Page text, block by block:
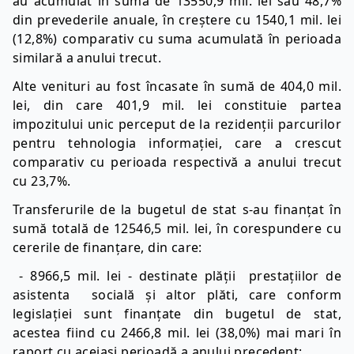
din prevederile anuale, în creștere cu 1540,1 mil. lei
(12,8%) comparativ cu suma acumulată în perioada
similară a anului trecut.
Alte venituri au fost încasate în sumă de 404,0 mil.
lei, din care 401,9 mil. lei constituie partea
impozitului unic perceput de la rezidenții parcurilor
pentru tehnologia informației, care a crescut
comparativ cu perioada respectivă a anului trecut
cu 23,7%.
Transferurile de la bugetul de stat s-au finanțat în
sumă totală de 12546,5 mil. lei, în corespundere cu
cererile de finanțare, din care:
- 8966,5 mil. lei - destinate plății prestațiilor de
asistenta socială şi altor plăti, care conform
legislației sunt finanțate din bugetul de stat,
acestea fiind cu 2466,8 mil. lei (38,0%) mai mari în